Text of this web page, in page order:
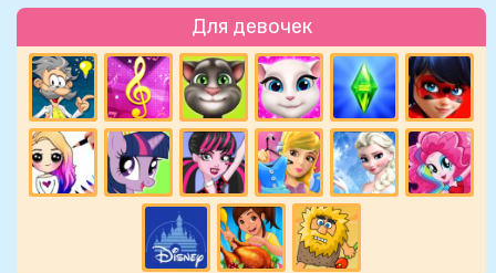
Для девочек